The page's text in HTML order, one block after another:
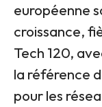
européenne
croissance,
Tech 120,
la référence
pour les